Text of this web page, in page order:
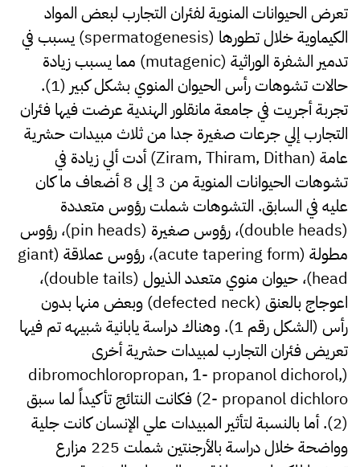
تعرض الحيوانات المنوية لفئران التجارب لبعض المواد
الكيماوية خلال تطورها (spermatogenesis) يسبب في
تدمير الشفرة الوراثية (mutagenic) مما يسبب زيادة
حالات تشوهات رأس الحيوان المنوي بشكل كبير (1).
تجربة أجريت في جامعة مانقلور الهندية عرضت فيها فئران
التجارب إلي جرعات صغيرة جدا من ثلاث مبيدات حشرية
عامة (Ziram, Thiram, Dithan) أدت ألي زيادة في
تشوهات الحيوانات المنوية من 3 إلى 8 أضعاف ما كان
عليه في السابق. التشوهات شملت رؤوس متعددة
(double heads)، رؤوس صغيرة (pin heads)، رؤوس
مطولة (acute tapering form)، رؤوس عملاقة (giant
head)، حيوان منوي متعدد الذيول (double tails)،
اعوجاج بالعنق (defected neck) وبعض منها بدون
رأس (الشكل رقم 1). وهناك دراسة يابانية شبيهه تم فيها
تعريض فئران التجارب لمبيدات حشرية أخرى
(dibromochloropropan, 1- propanol dichorol,
2- propanol dichloro) فكانت النتائج تأكيداً لما سبق
(2). أما بالنسبة لتأثير المبيدات علي الإنسان كانت جلية
وواضحة خلال دراسة بالأرجنتين شملت 225 مزارع